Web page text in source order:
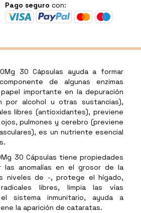
Pago seguro con:
30 Cápsulas ayuda a formar
de algunas enzimas
importante en la depuración
por alcohol u otras sustancias),
libres (antioxidantes), previene
pulmones y cerebro (previene
es un nutriente esencial
30 Cápsulas tiene propiedades
las anomalías en el grosor de la
niveles de -, protege el hígado,
libres, limpia las vías
sistema inmunitario, ayuda a
la aparición de cataratas.